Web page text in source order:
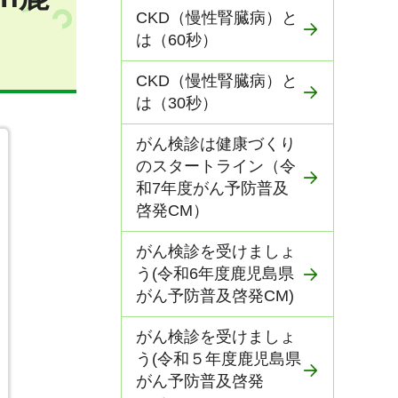
CKD（慢性腎臓病）と
は（60秒）
CKD（慢性腎臓病）と
は（30秒）
がん検診は健康づくり
のスタートライン（令
和7年度がん予防普及
啓発CM）
がん検診を受けましょ
う(令和6年度鹿児島県
がん予防普及啓発CM)
がん検診を受けましょ
う(令和５年度鹿児島県
がん予防普及啓発